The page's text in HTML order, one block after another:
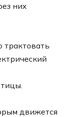
них
трактовать
движется